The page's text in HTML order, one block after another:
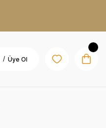
/ Üye Ol